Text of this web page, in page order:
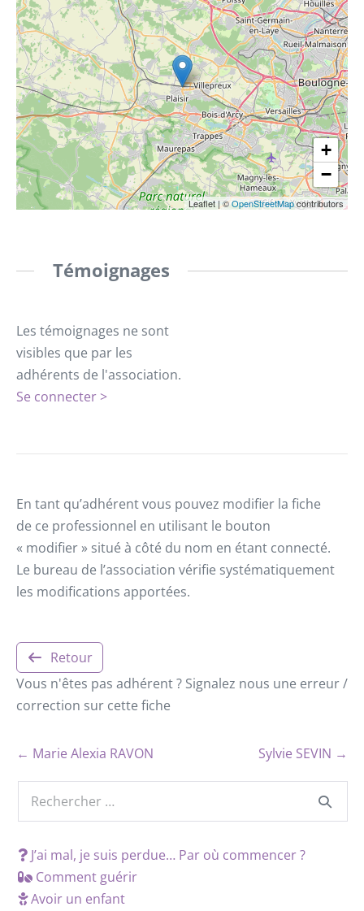
+
−
Leaflet |©OpenStreetMapcontributors
Témoignages
Les témoignages ne sont
visibles que par les
adhérents de l'association.
Se connecter >
En tant qu’adhérent vous pouvez modifier la fiche
de ce professionnel en utilisant le bouton
« modifier » situé à côté du nom en étant connecté.
Le bureau de l’association vérifie systématiquement
les modifications apportées.
Retour
Vous n'êtes pas adhérent ? Signalez nous une erreur /
correction sur cette fiche
← Marie Alexia RAVON Sylvie SEVIN →
J’ai mal, je suis perdue… Par où commencer ?
Comment guérir
Avoir un enfant